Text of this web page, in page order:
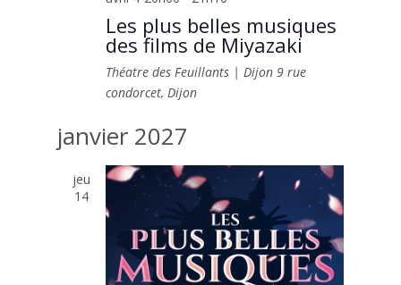
Les plus belles musiques
des films de Miyazaki
Théatre des Feuillants | Dijon9 rue
condorcet, Dijon
janvier 2027
jeu
14